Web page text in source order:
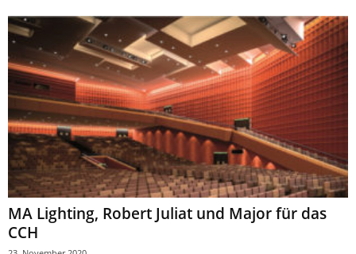
MA Lighting, Robert Juliat und Major für das
CCH